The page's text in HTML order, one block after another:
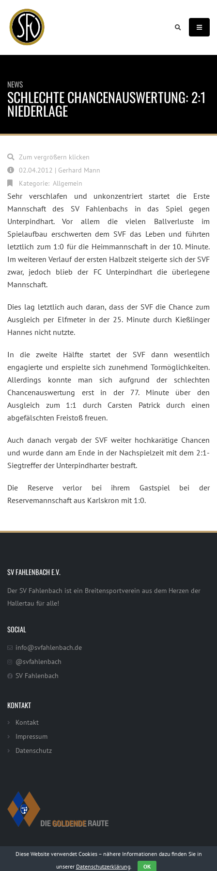
NEWS
SCHLECHTE CHANCENAUSWERTUNG: 2:1
NIEDERLAGE
Sehr verschlafen und unkonzentriert startet die Erste
Mannschaft des SV Fahlenbachs in das Spiel gegen
Unterpindhart. Vor allem die vielen Ballverluste im
Spielaufbau erschwerten dem SVF das Leben und führten
letztlich zum 1:0 für die Heimmannschaft in der 10. Minute.
Im weiteren Verlauf der ersten Halbzeit steigerte sich der SVF
zwar, jedoch blieb der FC Unterpindhart die überlegene
Mannschaft.
Dies lag letztlich auch daran, dass der SVF die Chance zum
Ausgleich per Elfmeter in der 25. Minute durch Kießlinger
Hannes nicht nutzte.
In die zweite Hälfte startet der SVF dann wesentlich
engagierte und erspielte sich zunehmend Tormöglichkeiten.
Allerdings konnte man sich aufgrund der schlechten
Chancenauswertung erst in der 77. Minute über den
Ausgleich zum 1:1 durch Carsten Patrick durch einen
abgefälschten Freistoß freuen.
Auch danach vergab der SVF weiter hochkarätige Chancen
und wurde dann am Ende in der Nachspielzeit mit dem 2:1-
Siegtreffer der Unterpindharter bestraft.
Die Reserve verlor bei ihrem Gastspiel bei der
Reservemannschaft aus Karlskron mit 1:0.
Zum vergrößern klicken
02.04.2012 | Gerhard Mann
Kategorie: Allgemein
SV FAHLENBACH E.V.
Der SV Fahlenbach ist ein Breitensportverein aus dem Herzen der
Hallertau für alle!
SOCIAL
info@svfahlenbach.de
@svfahlenbach
SV Fahlenbach
KONTAKT
Kontakt
Impressum
Datenschutz
Diese Website verwendet Cookies – nähere Informationen dazu finden Sie in
unserer Datenschutzerklärung. OK